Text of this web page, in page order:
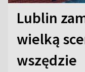
Lublin
wielką
wszędzie